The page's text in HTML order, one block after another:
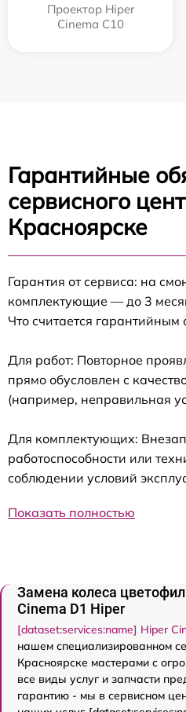
Проектор Hiper
Cinema C10
Гарантийные
сервисного
Красноярске
Гарантия от сервиса: на
комплектующие — до 3
Что считается гарантийным
Для работ: Повторное
прямо обусловлен с
(например, неправильная
Для комплектующих:
работоспособности или
соблюдении условий
Показать полностью
Замена колеса
Cinema D1 Hiper
[dataset:services:name] Hiper
нашем специализированном
Красноярске мастерами с
все виды услуг и запчасти
гарантию - мы в сервисном